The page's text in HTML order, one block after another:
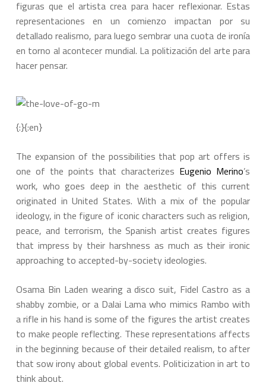
figuras que el artista crea para hacer reflexionar. Estas
representaciones en un comienzo impactan por su
detallado realismo, para luego sembrar una cuota de ironía
en torno al acontecer mundial. La politización del arte para
hacer pensar.
{:}{:en}
The expansion of the possibilities that pop art offers is
one of the points that characterizes Eugenio Merino’s
work, who goes deep in the aesthetic of this current
originated in United States. With a mix of the popular
ideology, in the figure of iconic characters such as religion,
peace, and terrorism, the Spanish artist creates figures
that impress by their harshness as much as their ironic
approaching to accepted-by-society ideologies.
Osama Bin Laden wearing a disco suit, Fidel Castro as a
shabby zombie, or a Dalai Lama who mimics Rambo with
a rifle in his hand is some of the figures the artist creates
to make people reflecting. These representations affects
in the beginning because of their detailed realism, to after
that sow irony about global events. Politicization in art to
think about.